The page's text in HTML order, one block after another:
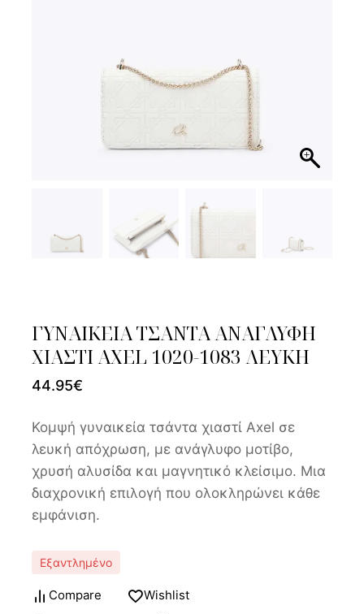
ΓΥΝΑΙΚΕΙΑ ΤΣΑΝΤΑ ΑΝΑΓΛΥΦΗ
ΧΙΑΣΤΙ AXEL 1020-1083 ΛΕΥΚΗ
44.95€
Κομψή γυναικεία τσάντα χιαστί Axel σε
λευκή απόχρωση, με ανάγλυφο μοτίβο,
χρυσή αλυσίδα και μαγνητικό κλείσιμο. Μια
διαχρονική επιλογή που ολοκληρώνει κάθε
εμφάνιση.
Εξαντλημένο
Compare
Wishlist